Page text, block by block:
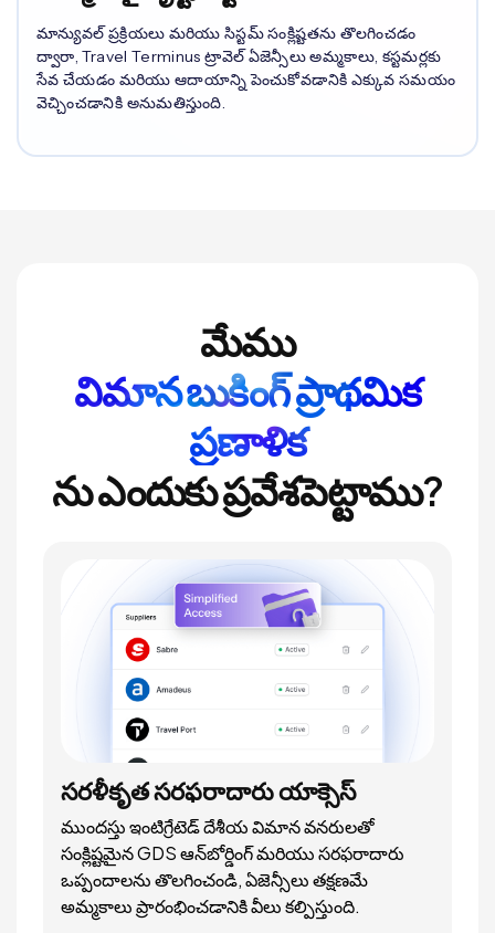
మాన్యువల్ ప్రక్రియలు మరియు సిస్టమ్ సంక్లిష్టతను తొలగించడం
ద్వారా, Travel Terminus ట్రావెల్ ఏజెన్సీలు అమ్మకాలు, కస్టమర్లకు
సేవ చేయడం మరియు ఆదాయాన్ని పెంచుకోవడానికి ఎక్కువ సమయం
వెచ్చించడానికి అనుమతిస్తుంది.
మేము
విమాన బుకింగ్ ప్రాథమిక
ప్రణాళిక
ను ఎందుకు ప్రవేశపెట్టాము?
సరళీకృత సరఫరాదారు యాక్సెస్
ముందస్తు ఇంటిగ్రేటెడ్ దేశీయ విమాన వనరులతో
సంక్లిష్టమైన GDS ఆన్‌బోర్డింగ్ మరియు సరఫరాదారు
ఒప్పందాలను తొలగించండి, ఏజెన్సీలు తక్షణమే
అమ్మకాలు ప్రారంభించడానికి వీలు కల్పిస్తుంది.